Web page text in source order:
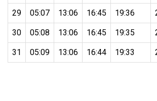
29 05:07 13:06 16:45 19:36
30 05:08 13:06 16:45 19:35
31 05:09 13:06 16:44 19:33